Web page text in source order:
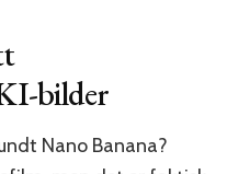
bilder
Nano Banana?